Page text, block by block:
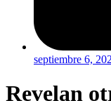
septiembre 6,
Revelan